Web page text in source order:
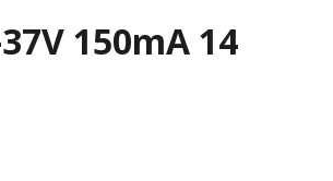
150mA 14